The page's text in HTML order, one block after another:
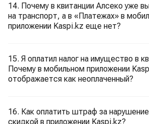
14. Почему в квитанции Алсеко уже
на транспорт, а в «Платежах» в
приложении Kaspi.kz еще нет?
15. Я оплатил налог на имущество в
Почему в мобильном приложении
отображается как неоплаченный?
16. Как оплатить штраф за
скидкой в приложении Kaspi.kz?